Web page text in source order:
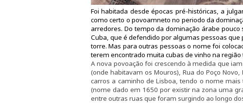
Foi habitada desde épocas pré-históricas, a
como certo o povoamneto no periodo da
arredores. Do tempo da dominação árabe
Cuba, que é defendido por algumas pessoas
torre. Mas para outras pessoas o nome foi
terem encontrado muita cubas de vinho na
A nova povoação foi crescendo à medida que
(onde habitavam os Mouros), Rua do Poço
carros a caminho de Lisboa, tendo o nome
(nome dado em 1650 por existir na zona uma
entre outras ruas que foram surgindo ao longo